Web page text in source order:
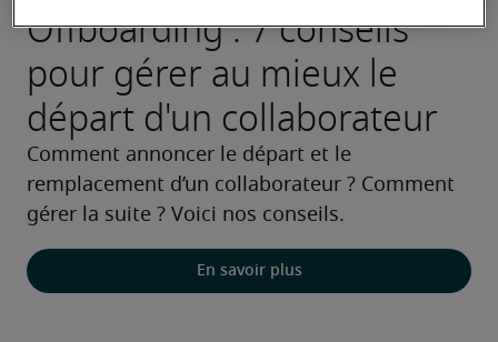
Offboarding : 7 conseils
pour gérer au mieux le
départ d'un collaborateur
Comment annoncer le départ et le
remplacement d’un collaborateur ? Comment
gérer la suite ? Voici nos conseils.
En savoir plus